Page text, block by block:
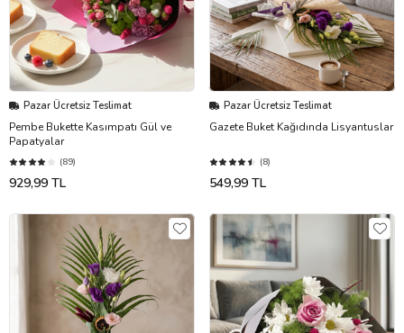
Pazar Ücretsiz Teslimat
Pembe Bukette Kasımpatı Gül ve
Papatyalar
(89)
929,99 TL
Pazar Ücretsiz Teslimat
Gazete Buket Kağıdında Lisyantuslar
(8)
549,99 TL